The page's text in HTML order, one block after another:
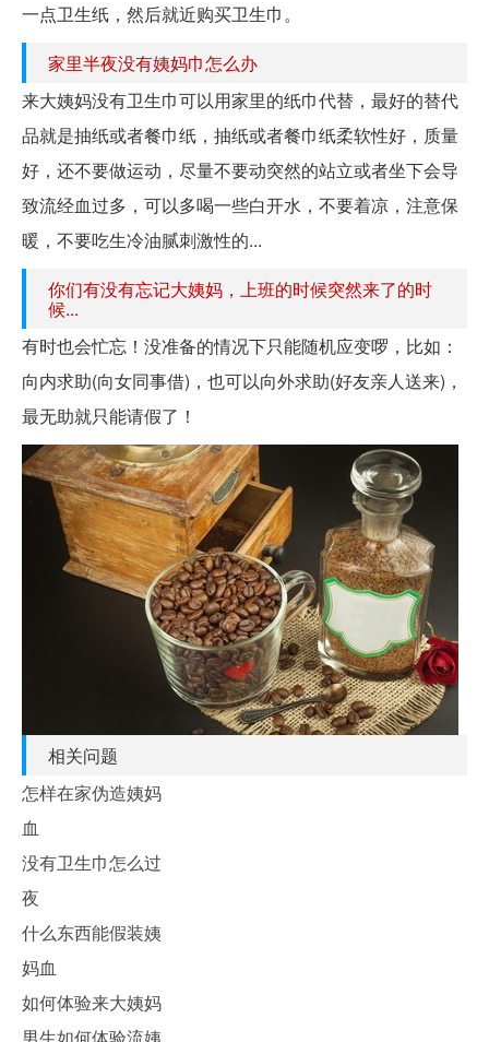
一点卫生纸，然后就近购买卫生巾。
家里半夜没有姨妈巾怎么办
来大姨妈没有卫生巾可以用家里的纸巾代替，最好的替代
品就是抽纸或者餐巾纸，抽纸或者餐巾纸柔软性好，质量
好，还不要做运动，尽量不要动突然的站立或者坐下会导
致流经血过多，可以多喝一些白开水，不要着凉，注意保
暖，不要吃生冷油腻刺激性的...
你们有没有忘记大姨妈，上班的时候突然来了的时
候...
有时也会忙忘！没准备的情况下只能随机应变啰，比如：
向内求助(向女同事借)，也可以向外求助(好友亲人送来)，
最无助就只能请假了！
相关问题
怎样在家伪造姨妈
血
没有卫生巾怎么过
夜
什么东西能假装姨
妈血
如何体验来大姨妈